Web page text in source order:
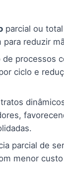
parcial ou
para reduzir
de processos
ciclo e
parcial de
menor